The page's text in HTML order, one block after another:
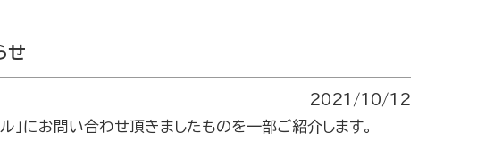
せ
2021/10/12
」にお問い合わせ頂きましたものを一部ご紹介します。